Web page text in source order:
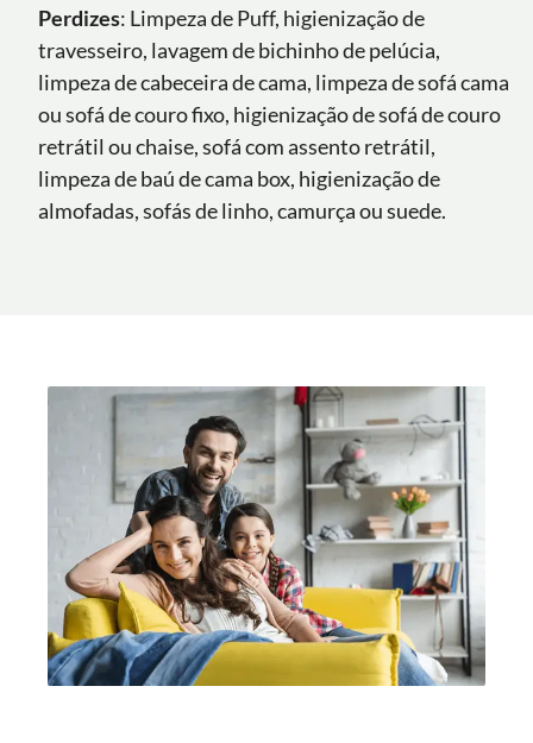
Perdizes: Limpeza de Puff, higienização de
travesseiro, lavagem de bichinho de pelúcia,
limpeza de cabeceira de cama, limpeza de sofá cama
ou sofá de couro fixo, higienização de sofá de couro
retrátil ou chaise, sofá com assento retrátil,
limpeza de baú de cama box, higienização de
almofadas, sofás de linho, camurça ou suede.